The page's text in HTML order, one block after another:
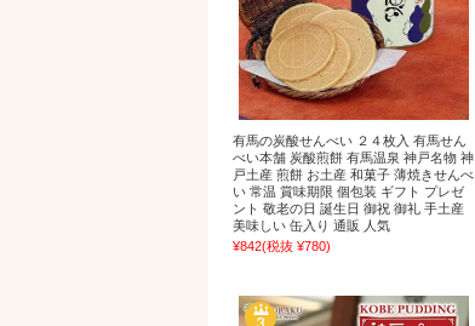
有馬の炭酸せんべい ２４枚入 有馬せん
べい本舗 炭酸煎餅 有馬温泉 神戸名物 神
戸土産 煎餅 お土産 和菓子 薄焼きせんべ
い 常温 賞味期限 個包装 ギフト プレゼ
ント 敬老の日 誕生日 御祝 御礼 手土産
美味しい 缶入り 通販 人気
¥842(税抜 ¥780)